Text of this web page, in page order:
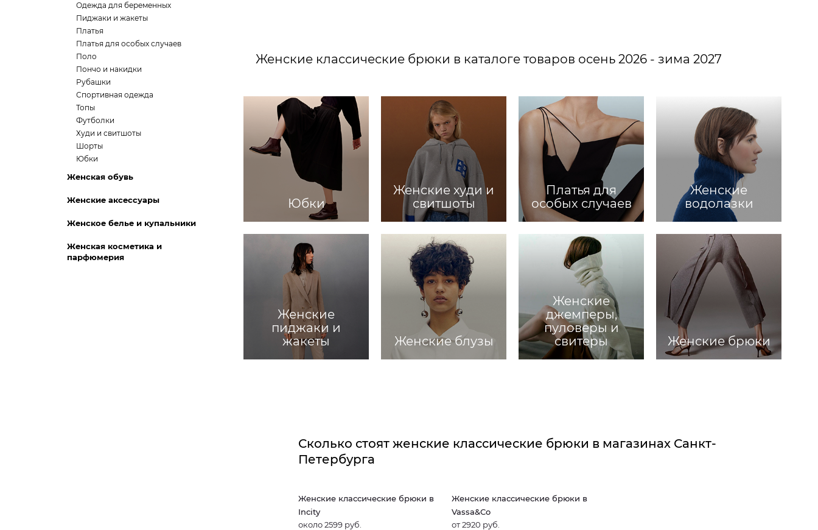
Женские классические брюки в каталоге товаров осень 2026 - зима 2027
Юбки
Женские худи и
свитшоты
Платья для
особых случаев
Женские
водолазки
Женские
пиджаки и
жакеты
Женские блузы
Женские
джемперы,
пуловеры и
свитеры
Женские брюки
Сколько стоят женские классические брюки в магазинах Санкт-
Петербурга
Женские классические брюки в
Incity
около 2599 руб.
Женские классические брюки в
Vassa&Co
от 2920 руб.
Одежда для беременных
Пиджаки и жакеты
Платья
Платья для особых случаев
Поло
Пончо и накидки
Рубашки
Спортивная одежда
Топы
Футболки
Худи и свитшоты
Шорты
Юбки
Женская обувь
Женские аксессуары
Женское белье и купальники
Женская косметика и
парфюмерия